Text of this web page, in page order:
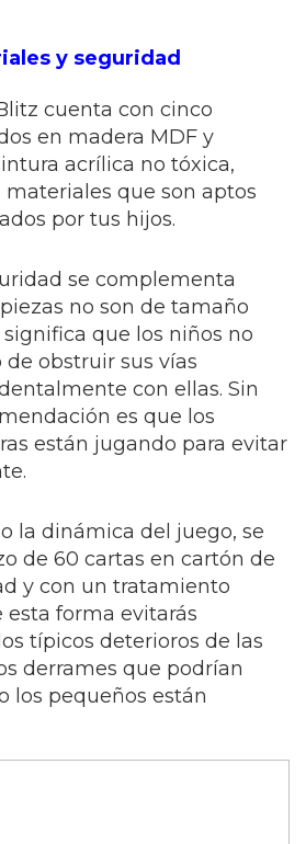
y seguridad
cuenta con cinco
en madera MDF y
acrílica no tóxica,
que son aptos
por tus hijos.
se complementa
no son de tamaño
que los niños no
obstruir sus vías
con ellas. Sin
es que los
están jugando para evitar
la dinámica del juego, se
de 60 cartas en cartón de
y con un tratamiento
forma evitarás
típicos deterioros de las
derrames que podrían
los pequeños están